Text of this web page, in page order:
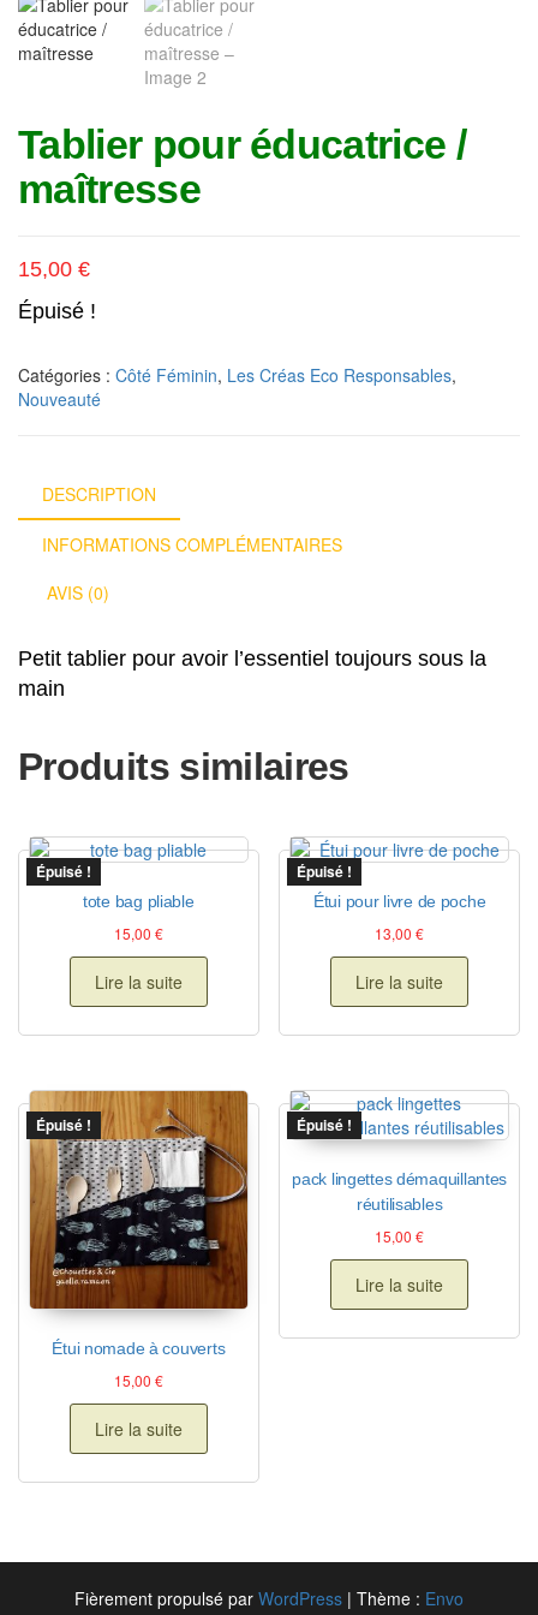
Tablier pour éducatrice /
maîtresse
15,00 €
Épuisé !
Catégories : Côté Féminin, Les Créas Eco Responsables,
Nouveauté
DESCRIPTION
INFORMATIONS COMPLÉMENTAIRES
AVIS (0)
Petit tablier pour avoir l’essentiel toujours sous la
main
Produits similaires
Épuisé !
tote bag pliable
15,00 €
Lire la suite
Épuisé !
Étui pour livre de poche
13,00€
Lire la suite
Épuisé !
Étui nomade à couverts
15,00 €
Lire la suite
Épuisé !
pack lingettes démaquillantes
réutilisables
15,00€
Lire la suite
Fièrement propulsé par WordPress | Thème : Envo